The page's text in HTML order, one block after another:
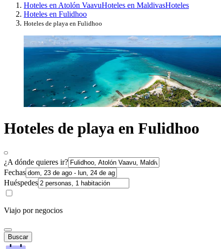
Hoteles en Atolón VaavuHoteles en MaldivasHoteles
Hoteles en Fulidhoo
Hoteles de playa en Fulidhoo
Hoteles de playa en Fulidhoo
¿A dónde quieres ir?
Fechas
Huéspedes
Viajo por negocios
Buscar